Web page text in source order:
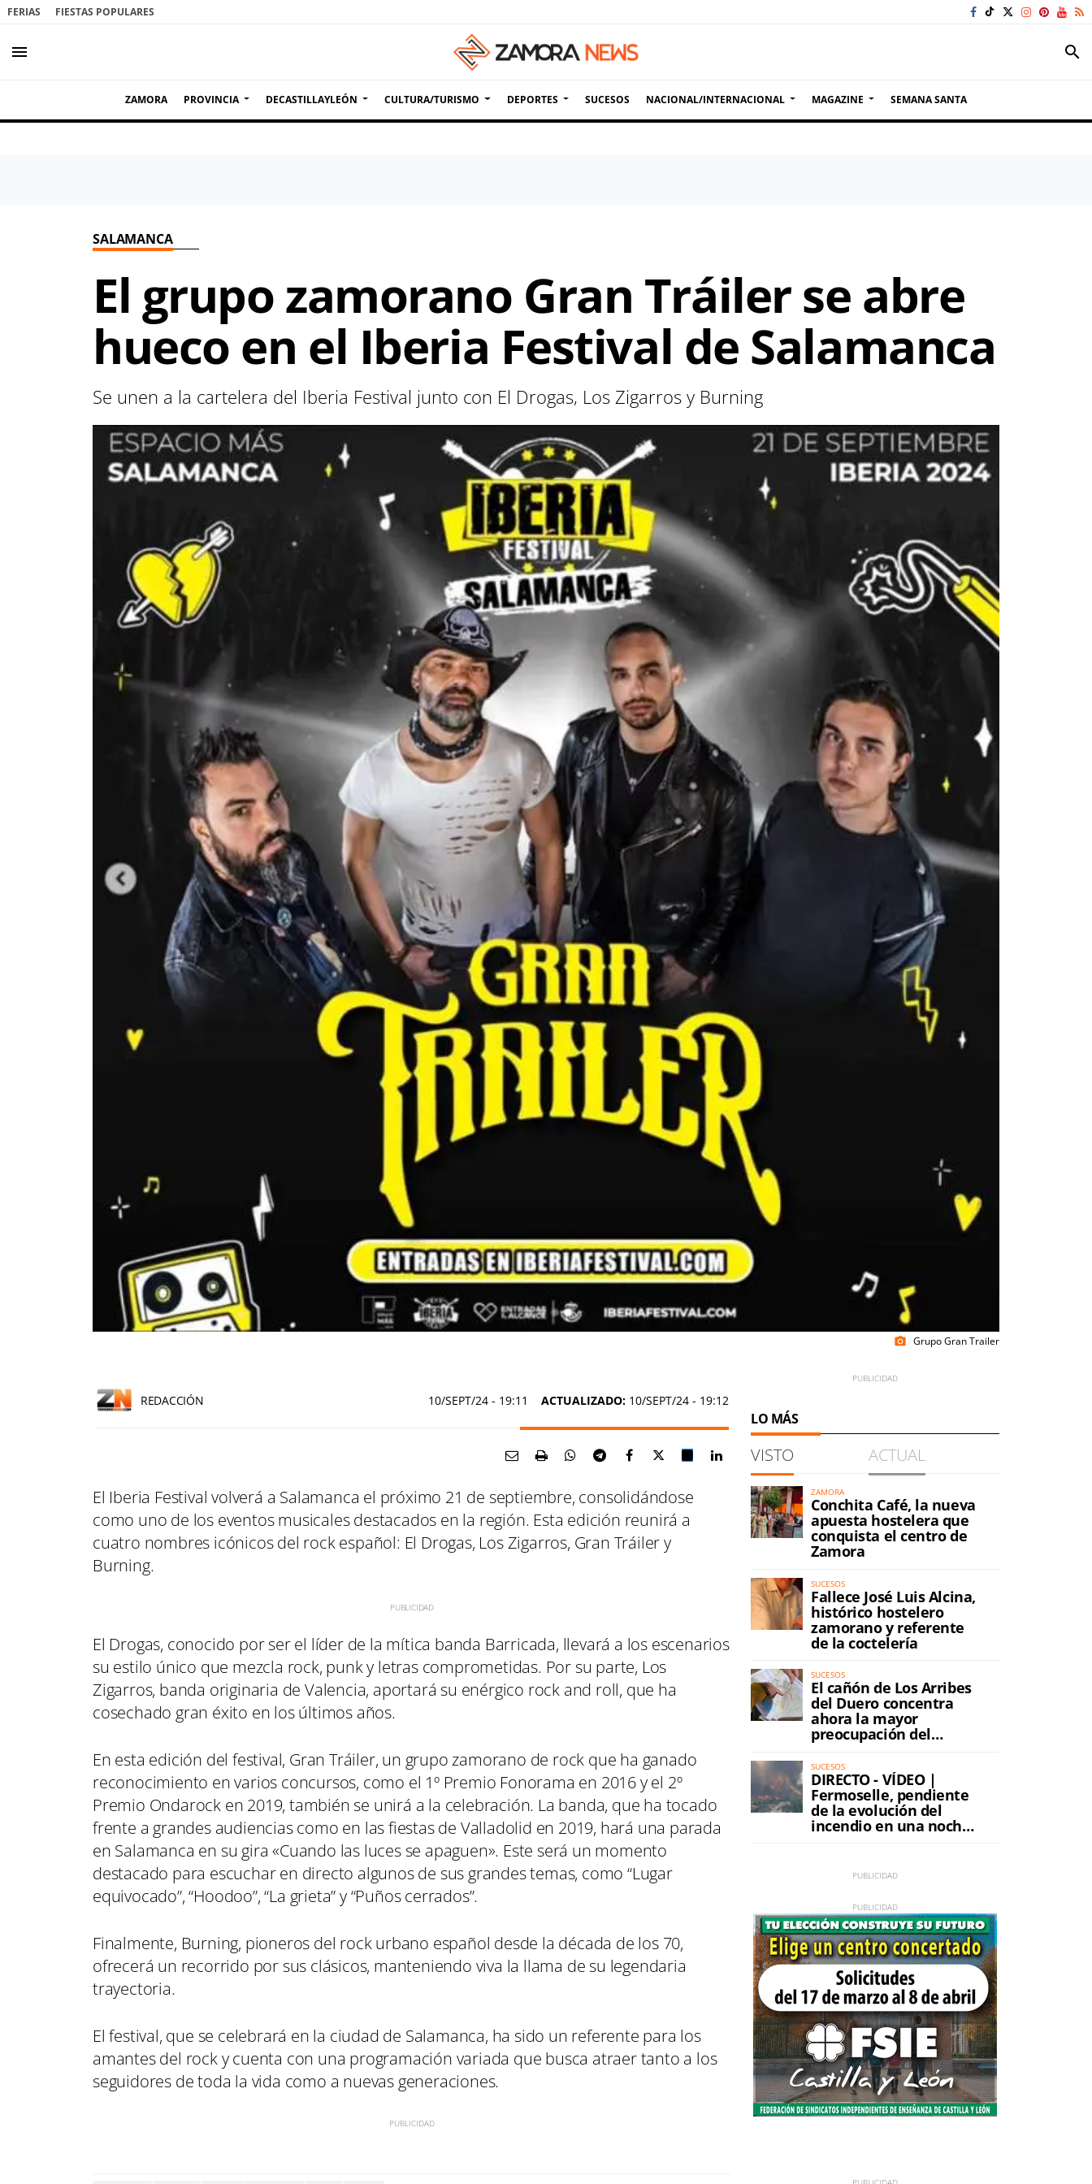
FERIAS FIESTAS POPULARES
menu search
ZAMORA PROVINCIA DECASTILLAYLEÓN CULTURA/TURISMO DEPORTES SUCESOS NACIONAL/INTERNACIONAL MAGAZINE SEMANA SANTA
SALAMANCA
El grupo zamorano Gran Tráiler se abre
hueco en el Iberia Festival de Salamanca
Se unen a la cartelera del Iberia Festival junto con El Drogas, Los Zigarros y Burning
photo_camera Grupo Gran Trailer
REDACCIÓN 10/SEPT/24 - 19:11 ACTUALIZADO: 10/SEPT/24 - 19:12
El Iberia Festival volverá a Salamanca el próximo 21 de septiembre, consolidándose
como uno de los eventos musicales destacados en la región. Esta edición reunirá a
cuatro nombres icónicos del rock español: El Drogas, Los Zigarros, Gran Tráiler y
Burning.
El Drogas, conocido por ser el líder de la mítica banda Barricada, llevará a los escenarios
su estilo único que mezcla rock, punk y letras comprometidas. Por su parte, Los
Zigarros, banda originaria de Valencia, aportará su enérgico rock and roll, que ha
cosechado gran éxito en los últimos años.
En esta edición del festival, Gran Tráiler, un grupo zamorano de rock que ha ganado
reconocimiento en varios concursos, como el 1º Premio Fonorama en 2016 y el 2º
Premio Ondarock en 2019, también se unirá a la celebración. La banda, que ha tocado
frente a grandes audiencias como en las fiestas de Valladolid en 2019, hará una parada
en Salamanca en su gira «Cuando las luces se apaguen». Este será un momento
destacado para escuchar en directo algunos de sus grandes temas, como “Lugar
equivocado”, “Hoodoo”, “La grieta” y “Puños cerrados”.
Finalmente, Burning, pioneros del rock urbano español desde la década de los 70,
ofrecerá un recorrido por sus clásicos, manteniendo viva la llama de su legendaria
trayectoria.
El festival, que se celebrará en la ciudad de Salamanca, ha sido un referente para los
amantes del rock y cuenta con una programación variada que busca atraer tanto a los
seguidores de toda la vida como a nuevas generaciones.
LO MÁS
VISTO ACTUAL
ZAMORA
Conchita Café, la nueva
apuesta hostelera que
conquista el centro de
Zamora
SUCESOS
Fallece José Luis Alcina,
histórico hostelero
zamorano y referente
de la coctelería
SUCESOS
El cañón de Los Arribes
del Duero concentra
ahora la mayor
preocupación del
incendio
SUCESOS
DIRECTO - VÍDEO |
Fermoselle, pendiente
de la evolución del
incendio en una noche